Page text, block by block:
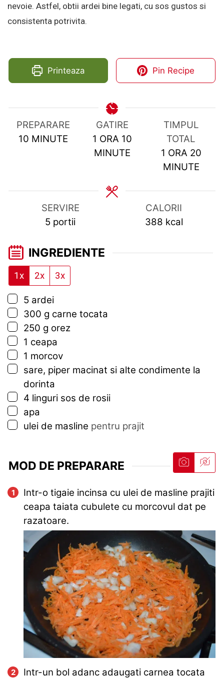
nevoie. Astfel, obtii ardei bine legati, cu sos gustos si
consistenta potrivita.
Printeaza Pin Recipe
PREPARARE
10MINUTES
MINUTE
GATIRE
1 HOUR
ORA 10MINUTES
MINUTE
TIMPUL
TOTAL
1 HOUR
ORA 20
MINUTE
SERVIRE
5 portii
CALORII
388 kcal
INGREDIENTE
1x 2x 3x
▢
5 ardei
▢
300 g carne tocata
▢
250 g orez
▢
1 ceapa
▢
1 morcov
▢
sare, piper macinat si alte condimente la
dorinta
▢
4 linguri sos de rosii
▢
apa
▢
ulei de masline pentru prajit
MOD DE PREPARARE
Intr-o tigaie incinsa cu ulei de masline prajiti
ceapa taiata cubulete cu morcovul dat pe
razatoare.
Intr-un bol adanc adaugati carnea tocata